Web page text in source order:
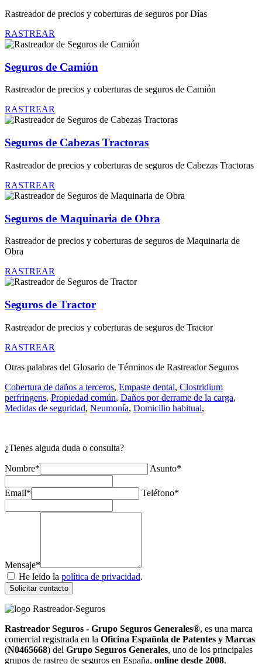
Rastreador de precios y coberturas de seguros por Días
RASTREAR
Seguros de Camión
Rastreador de precios y coberturas de seguros de Camión
RASTREAR
Seguros de Cabezas Tractoras
Rastreador de precios y coberturas de seguros de Cabezas Tractoras
RASTREAR
Seguros de Maquinaria de Obra
Rastreador de precios y coberturas de seguros de Maquinaria de
Obra
RASTREAR
Seguros de Tractor
Rastreador de precios y coberturas de seguros de Tractor
RASTREAR
Otras palabras del Glosario de Términos de Rastreador Seguros
Cobertura de daños a terceros, Empaste dental, Clostridium
perfringens, Propiedad común, Daños por derrame de la carga,
Medidas de seguridad, Neumonía, Domicilio habitual,
¿Tienes alguda duda o consulta?
Nombre* Asunto*
Email* Teléfono*
Mensaje*
He leído la política de privacidad.
Solicitar contacto
Rastreador Seguros - Grupo Seguros Generales®, es una marca
comercial registrada en la Oficina Española de Patentes y Marcas
(N0465668) del Grupo Seguros Generales, uno de los principales
grupos de rastreo de seguros en España, online desde 2008.